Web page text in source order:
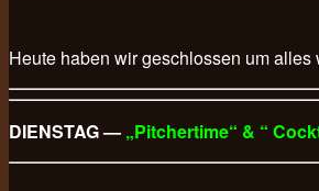
Heute haben wir geschlossen um
DIENSTAG — „Pitchertime“ & “